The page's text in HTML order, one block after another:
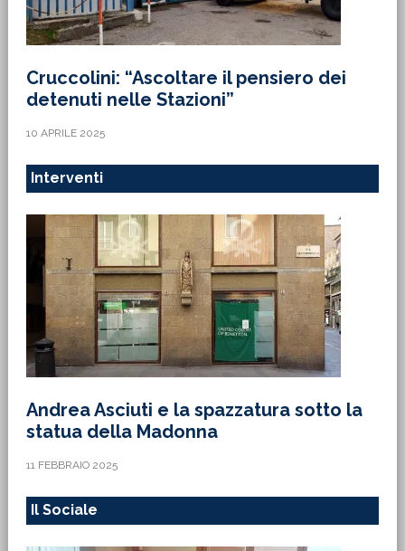
Cruccolini: “Ascoltare il pensiero dei
detenuti nelle Stazioni”
10 APRILE 2025
Interventi
Andrea Asciuti e la spazzatura sotto la
statua della Madonna
11 FEBBRAIO 2025
Il Sociale